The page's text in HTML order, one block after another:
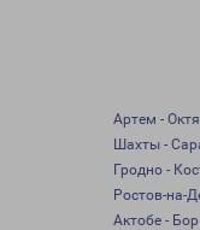
Артем -
Шахты -
Гродно -
Ростов-на-
Актобе - Бор